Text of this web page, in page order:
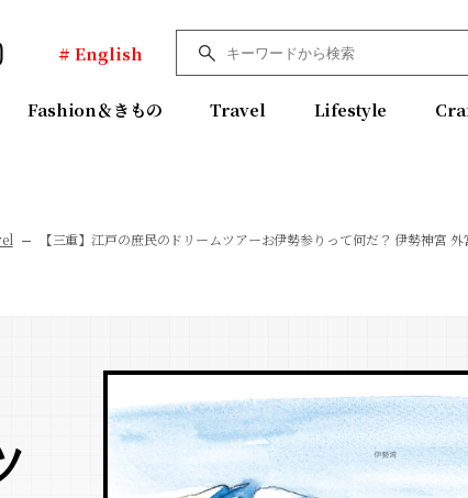
# English
Fashion＆きもの Travel Lifestyle
【三重】江戸の庶民のドリームツアーお伊勢参りって何だ？ 伊勢神宮